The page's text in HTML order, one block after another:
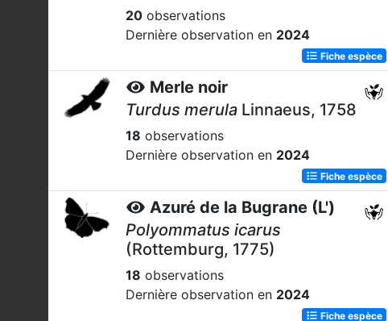
20 observations
Dernière observation en 2024
Fiche espèce
Merle noir
Turdus merula Linnaeus, 1758
18 observations
Dernière observation en 2024
Fiche espèce
Azuré de la Bugrane (L')
Polyommatus icarus
(Rottemburg, 1775)
18 observations
Dernière observation en 2024
Fiche espèce